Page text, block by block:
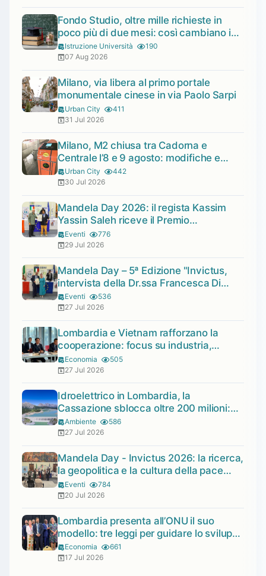
Fondo Studio, oltre mille richieste in
poco più di due mesi: così cambiano i
prestiti agli studenti
Istruzione Università
190
07 Aug 2026
Milano, via libera al primo portale
monumentale cinese in via Paolo Sarpi
Urban City
411
31 Jul 2026
Milano, M2 chiusa tra Cadorna e
Centrale l’8 e 9 agosto: modifiche e
alternative
Urban City
442
30 Jul 2026
Mandela Day 2026: il regista Kassim
Yassin Saleh riceve il Premio
Internazionale
Eventi
776
29 Jul 2026
Mandela Day – 5ª Edizione "Invictus,
intervista della Dr.ssa Francesca Di
Giovanni dell'AISM
Eventi
536
27 Jul 2026
Lombardia e Vietnam rafforzano la
cooperazione: focus su industria,
trasporti e transizione ecologica
Economia
505
27 Jul 2026
Idroelettrico in Lombardia, la
Cassazione sblocca oltre 200 milioni:
120 a Sondrio
Ambiente
586
27 Jul 2026
Mandela Day - Invictus 2026: la ricerca,
la geopolitica e la cultura della pace
protagoniste con il riconoscimento a
Ilaria Zavaresco e Marco Panfili
Eventi
784
20 Jul 2026
Lombardia presenta all’ONU il suo
modello: tre leggi per guidare lo sviluppo
sostenibile
Economia
661
17 Jul 2026